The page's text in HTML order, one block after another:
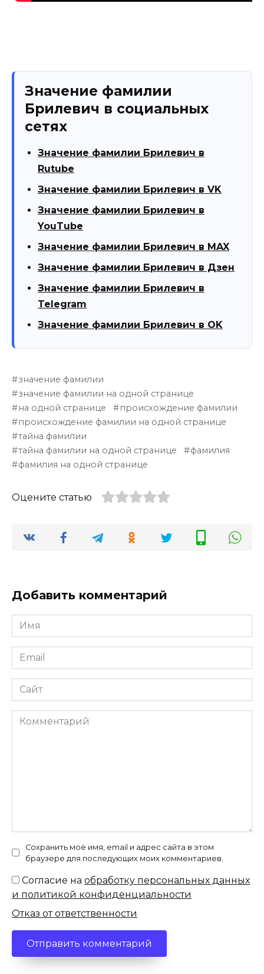
Значение фамилии
Брилевич в социальных
сетях
Значение фамилии Брилевич в
Rutube
Значение фамилии Брилевич в VK
Значение фамилии Брилевич в
YouTube
Значение фамилии Брилевич в MAX
Значение фамилии Брилевич в Дзен
Значение фамилии Брилевич в
Telegram
Значение фамилии Брилевич в OK
значение фамилии
значение фамилии на одной странице
на одной странице
происхождение фамилии
происхождение фамилии на одной странице
тайна фамилии
тайна фамилии на одной странице
фамилия
фамилия на одной странице
Оцените статью
Добавить комментарий
Имя
*
Email
*
Сайт
Комментарий
Сохранить моё имя, email и адрес сайта в этом
браузере для последующих моих комментариев.
Согласие на обработку персональных данных
и политикой конфиденциальности
Отказ от ответственности